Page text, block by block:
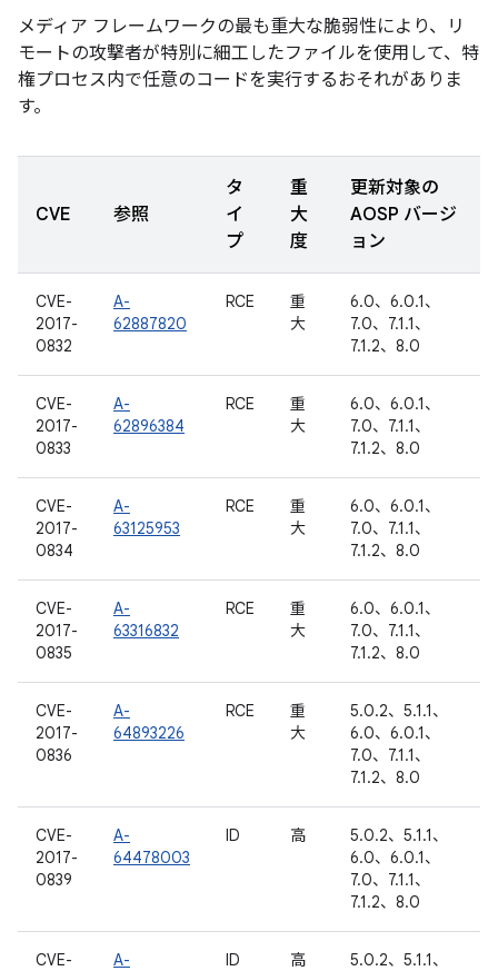
メディア フレームワークの最も重大な脆弱性により、リ
モートの攻撃者が特別に細工したファイルを使用して、特
権プロセス内で任意のコードを実行するおそれがありま
す。
CVE 参照
タ
イ
プ
重
大
度
更新対象の
AOSP バージ
ョン
CVE-
2017-
0832
A-
62887820
RCE
重
大
6.0、6.0.1、
7.0、7.1.1、
7.1.2、8.0
CVE-
2017-
0833
A-
62896384
RCE
重
大
6.0、6.0.1、
7.0、7.1.1、
7.1.2、8.0
CVE-
2017-
0834
A-
63125953
RCE
重
大
6.0、6.0.1、
7.0、7.1.1、
7.1.2、8.0
CVE-
2017-
0835
A-
63316832
RCE
重
大
6.0、6.0.1、
7.0、7.1.1、
7.1.2、8.0
CVE-
2017-
0836
A-
64893226
RCE
重
大
5.0.2、5.1.1、
6.0、6.0.1、
7.0、7.1.1、
7.1.2、8.0
CVE-
2017-
0839
A-
64478003
ID 高
5.0.2、5.1.1、
6.0、6.0.1、
7.0、7.1.1、
7.1.2、8.0
CVE-
A-
ID 高
5.0.2、5.1.1、